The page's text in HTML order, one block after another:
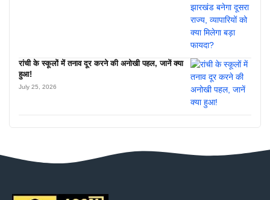
रांची के स्कूलों में तनाव दूर करने की अनोखी पहल, जानें क्या
हुआ!
July 25, 2026